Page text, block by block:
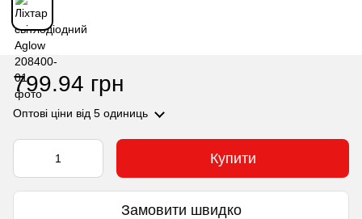
799.94 грн
Оптові ціни від 5 одиниць
Купити
Замовити швидко